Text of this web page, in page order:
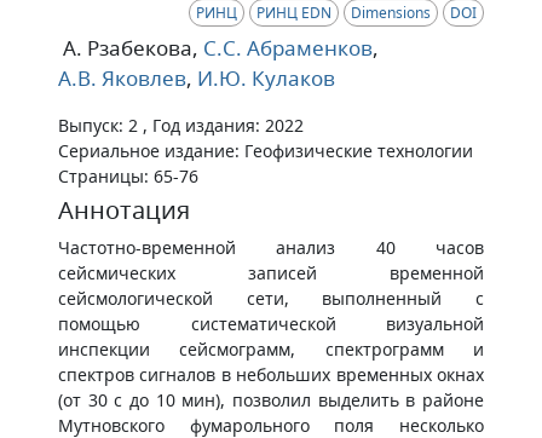
РИНЦ РИНЦ EDN Dimensions DOI
А. Рзабекова, С.С. Абраменков,
А.В. Яковлев, И.Ю. Кулаков
Выпуск: 2 , Год издания: 2022
Сериальное издание: Геофизические технологии
Страницы: 65-76
Аннотация
Частотно-временной анализ 40 часов
сейсмических записей временной
сейсмологической сети, выполненный с
помощью систематической визуальной
инспекции сейсмограмм, спектрограмм и
спектров сигналов в небольших временных окнах
(от 30 с до 10 мин), позволил выделить в районе
Мутновского фумарольного поля несколько